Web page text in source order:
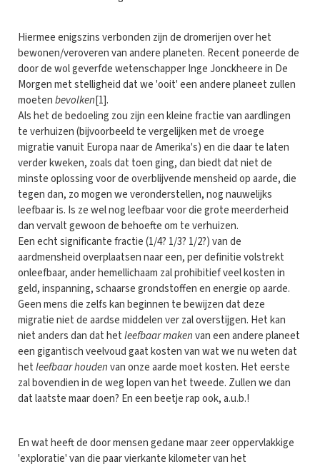
Hiermee enigszins verbonden zijn de dromerijen over het
bewonen/veroveren van andere planeten. Recent poneerde de
door de wol geverfde wetenschapper Inge Jonckheere in De
Morgen met stelligheid dat we 'ooit' een andere planeet zullen
moetenbevolken[1].
Als het de bedoeling zou zijn een kleine fractie van aardlingen
te verhuizen (bijvoorbeeld te vergelijken met de vroege
migratie vanuit Europa naar de Amerika's) en die daar te laten
verder kweken, zoals dat toen ging, dan biedt dat niet de
minste oplossing voor de overblijvende mensheid op aarde, die
tegen dan, zo mogen we veronderstellen, nog nauwelijks
leefbaar is. Is ze wel nog leefbaar voor die grote meerderheid
dan vervalt gewoon de behoefte om te verhuizen.
Een echt significante fractie (1/4? 1/3? 1/2?) van de
aardmensheid overplaatsen naar een, per definitie volstrekt
onleefbaar, ander hemellichaam zal prohibitief veel kosten in
geld, inspanning, schaarse grondstoffen en energie op aarde.
Geen mens die zelfs kan beginnen te bewijzen dat deze
migratie niet de aardse middelen ver zal overstijgen. Het kan
niet anders dan dat hetleefbaar makenvan een andere planeet
een gigantisch veelvoud gaat kosten van wat we nu weten dat
hetleefbaar houdenvan onze aarde moet kosten. Het eerste
zal bovendien in de weg lopen van het tweede. Zullen we dan
dat laatste maar doen? En een beetje rap ook, a.u.b.!
En wat heeft de door mensen gedane maar zeer oppervlakkige
'exploratie' van die paar vierkante kilometer van het